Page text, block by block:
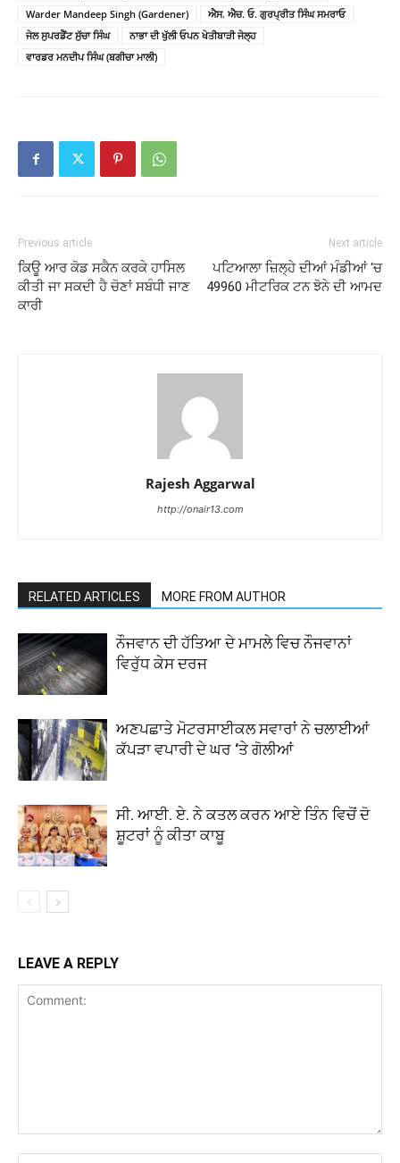
Warder Mandeep Singh (Gardener)
ਐਸ. ਐਚ. ਓ. ਗੁਰਪ੍ਰੀਤ ਸਿੰਘ ਸਮਰਾਓ
ਜੇਲ ਸੁਪਰਡੈਂਟ ਸੁੱਚਾ ਸਿੰਘ
ਨਾਭਾ ਦੀ ਖੁੱਲੀ ਓਪਨ ਖੇਤੀਬਾੜੀ ਜੇਲ੍ਹ
ਵਾਰਡਰ ਮਨਦੀਪ ਸਿੰਘ (ਬਗੀਚਾ ਮਾਲੀ)
Previous article
ਕਿਊ ਆਰ ਕੋਡ ਸਕੈਨ ਕਰਕੇ ਹਾਸਿਲ
ਕੀਤੀ ਜਾ ਸਕਦੀ ਹੈ ਚੋਣਾਂ ਸਬੰਧੀ ਜਾਣ
ਕਾਰੀ
Next article
ਪਟਿਆਲਾ ਜ਼ਿਲ੍ਹੇ ਦੀਆਂ ਮੰਡੀਆਂ ‘ਚ
49960 ਮੀਟਰਿਕ ਟਨ ਝੋਨੇ ਦੀ ਆਮਦ
Rajesh Aggarwal
http://onair13.com
RELATED ARTICLES MORE FROM AUTHOR
ਨੌਜਵਾਨ ਦੀ ਹੱਤਿਆ ਦੇ ਮਾਮਲੇ ਵਿਚ ਨੌਜਵਾਨਾਂ
ਵਿਰੁੱਧ ਕੇਸ ਦਰਜ
ਅਣਪਛਾਤੇ ਮੋਟਰਸਾਈਕਲ ਸਵਾਰਾਂ ਨੇ ਚਲਾਈਆਂ
ਕੱਪੜਾ ਵਪਾਰੀ ਦੇ ਘਰ ‘ਤੇ ਗੋਲੀਆਂ
ਸੀ. ਆਈ. ਏ. ਨੇ ਕਤਲ ਕਰਨ ਆਏ ਤਿੰਨ ਵਿਚੋਂ ਦੋ
ਸ਼ੂਟਰਾਂ ਨੂੰ ਕੀਤਾ ਕਾਬੂ
LEAVE A REPLY